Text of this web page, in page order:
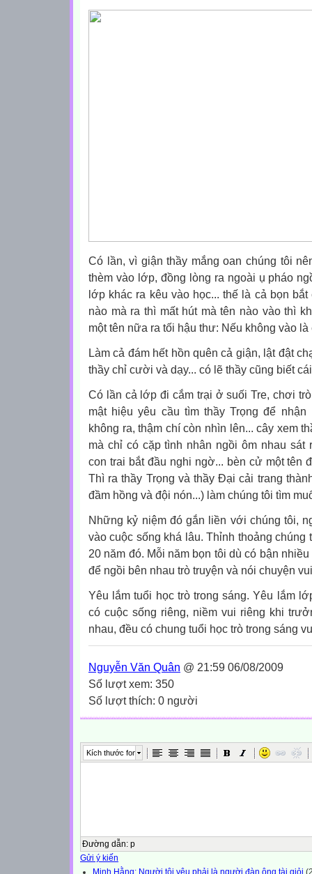
Có lần, vì giận thầy mắng oan chúng tôi
thèm vào lớp, đồng lòng ra ngoài ụ pháo
lớp khác ra kêu vào học... thế là cả bọn
nào mà ra thì mất hút mà tên nào vào thì
một tên nữa ra tối hậu thư: Nếu không vào
Làm cả đám hết hồn quên cả giận, lật đật
thầy chỉ cười và dạy... có lẽ thầy cũng biết
Có lần cả lớp đi cắm trại ở suối Tre, chơi
mật hiệu yêu cầu tìm thầy Trọng để
không ra, thậm chí còn nhìn lên... cây xem
mà chỉ có cặp tình nhân ngồi ôm nhau sát
con trai bắt đầu nghi ngờ... bèn cử một tên
Thì ra thầy Trọng và thầy Đại cải trang
đầm hồng và đội nón...) làm chúng tôi tìm
Những kỷ niệm đó gắn liền với chúng tôi,
vào cuộc sống khá lâu. Thỉnh thoảng
20 năm đó. Mỗi năm bọn tôi dù có bận
để ngồi bên nhau trò truyện và nói chuyện
Yêu lắm tuổi học trò trong sáng. Yêu lắm
có cuộc sống riêng, niềm vui riêng khi
nhau, đều có chung tuổi học trò trong sáng
Nguyễn Văn Quân @ 21:59 06/08/2009
Số lượt xem: 350
Số lượt thích: 0 người
Kích thước font
Đường dẫn: p
Gửi ý kiến
Minh Hằng: Người tôi yêu phải là người đàn ông tài giỏi